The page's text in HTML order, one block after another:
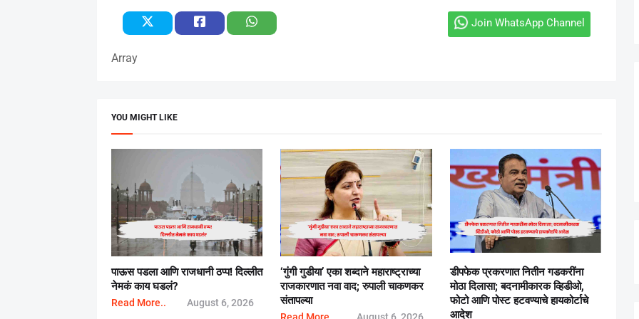
Join WhatsApp Channel
Array
YOU MIGHT LIKE
पाऊस पडला आणि राजधानी ठप्प! दिल्लीत
नेमकं काय घडलं?
Read More.. August 6, 2026
‘गुंगी गुडीया’ एका शब्दाने महाराष्ट्राच्या
राजकारणात नवा वाद; रुपाली चाकणकर
संतापल्या
डीपफेक प्रकरणात नितीन गडकरींना
मोठा दिलासा; बदनामीकारक व्हिडीओ,
फोटो आणि पोस्ट हटवण्याचे हायकोर्टाचे
आदेश